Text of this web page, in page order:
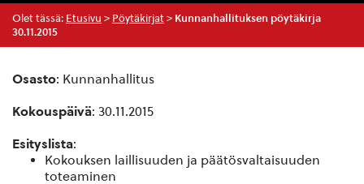
Olet tässä: Etusivu > Pöytäkirjat > Kunnanhallituksen pöytäkirja
30.11.2015
Osasto: Kunnanhallitus
Kokouspäivä: 30.11.2015
Esityslista:
Kokouksen laillisuuden ja päätösvaltaisuuden
toteaminen